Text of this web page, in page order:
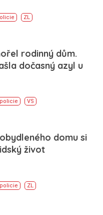
ZL
rodinný dům.
dočasný azyl u
VS
domu si
život
ZL